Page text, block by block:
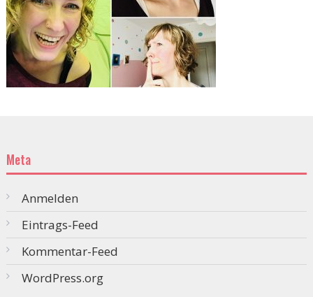
Meta
Anmelden
Eintrags-Feed
Kommentar-Feed
WordPress.org